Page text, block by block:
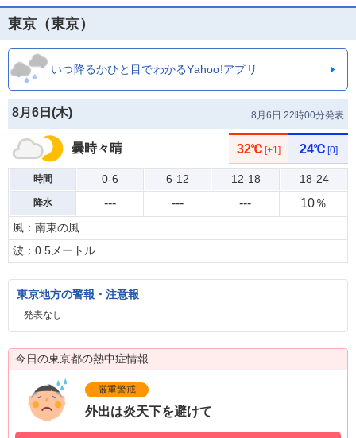
東京（東京）
いつ降るかひと目でわかるYahoo!アプリ
8月6日(木) 8月6日 22時00分発表
曇時々晴 32℃ [+1] 24℃ [0]
時間 0-6 6-12 12-18 18-24
降水 --- --- --- 10％
風：南東の風
波：0.5メートル
東京地方の警報・注意報
発表なし
今日の東京都の熱中症情報
厳重警戒
外出は炎天下を避けて